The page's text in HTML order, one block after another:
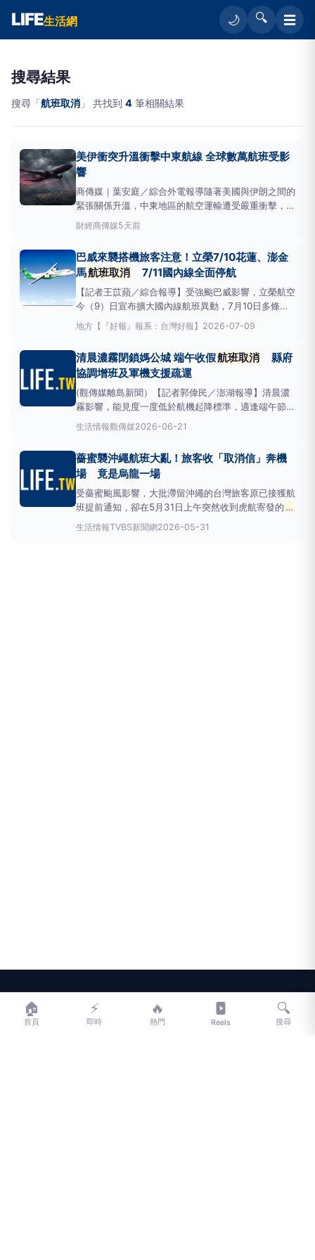
LIFE生活網 🌙 🔍 ☰
搜尋結果
搜尋「航班取消 」 共找到 4 筆相關結果
美伊衝突升溫衝擊中東航線 全球數萬航班受影
響
商傳媒｜葉安庭／綜合外電報導隨著美國與伊朗之間的
緊張關係升溫，中東地區的航空運輸遭受嚴重衝擊，全
球數千名旅客面臨
境。自2026年2月下旬以來，伊朗、伊拉克、以色
部分地區的領空因安全局勢快速變化，頻繁實施限制或
財經商傳媒5天前
巴威來襲搭機旅客注意！立榮7/10花蓮、澎金
馬航班取消 7/11國內線全面停航
【記者王苡蘋／綜合報導】受強颱巴威影響，立榮航空
今（9）日宣布擴大國內線航班異動，7月10日多條離
島及花東航線取消，其中新增松山往返花蓮
消 ；7月11日則因天候影響，國內線航班全日取消，提
日上午10時後，松山、台中出發往返馬
地方 【『好報』報系：台灣好報】 2026-07-09
清晨濃霧閉鎖媽公城 端午收假航班取消
縣府
協調增班及軍機支援疏運
(觀傳媒離島新聞）【記者郭偉民／澎湖報導】清晨濃
霧影響，能見度一度低於航機起降標準，適逢端午節連
續假期收假日，澎湖機場一早湧現返臺旅客，截至上午
9時共取消6班航班，影響500多名旅客；機場已於上
候補情形，並積極協調交通部民用航空局、航
生活情報觀傳媒2026-06-21
薔蜜襲沖繩航班大亂！旅客收「取消信」奔機
場 竟是烏龍一場
受薔蜜颱風影響，大批滯留沖繩的台灣旅客原已接獲航
班提前通知，卻在5月31日上午突然收到虎航寄發的 航
班取消
信件，急忙趕往那霸機場處理改票與住宿問
題，最終發現竟是系統異常導致的誤發訊息。虎航事後
生活情報TVBS新聞網2026-05-31
LIFE
LIFE 生活網是台灣領先的生活資訊平台，提供即時新聞、生活、健康、
🏠
首頁
⚡
即時
🔥
熱門 Reels
🔍
搜尋